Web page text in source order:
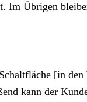
Im Übrigen
[in
kann der